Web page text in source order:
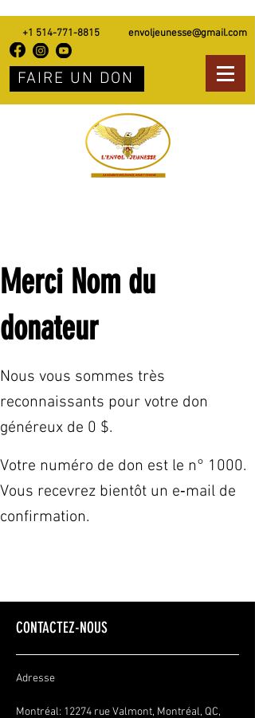
+1 514-771-8815 envoljeunesse@gmail.com
FAIRE UN DON
Merci Nom du
donateur
Nous vous sommes très
reconnaissants pour votre don
généreux de 0 $.
Votre numéro de don est le n° 1000.
Vous recevrez bientôt un e‑mail de
confirmation.
CONTACTEZ-NOUS
Adresse
Montréal: 12274 rue Valmont, Montréal, QC,